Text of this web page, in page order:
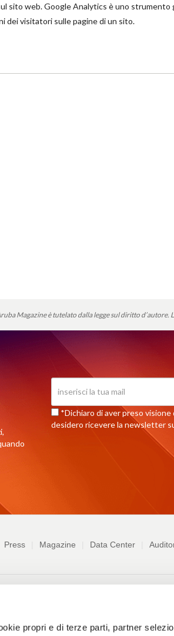
propri e di terze parti, partner
sito web. Google Analytics è uno strumento
dei visitatori sulle pagine di un sito.
Magazine è tutelato dalla legge sul diritto d’autore.
*Dichiaro di aver preso visione
desidero ricevere la newsletter
Press Magazine Data Center